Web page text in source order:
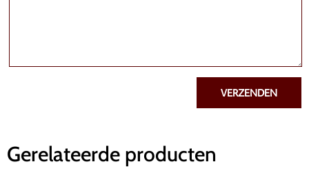
VERZENDEN
Gerelateerde producten